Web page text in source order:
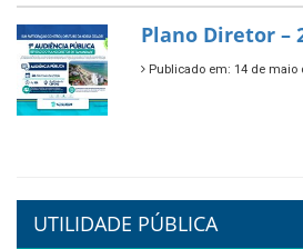
🌿🚤 Semana
Ambiente em
alinhamento
Conecta+